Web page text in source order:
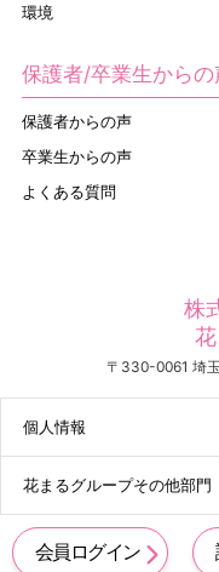
環境
保護者/卒業生からの
保護者からの声
卒業生からの声
よくある質問
株
〒330-0061 埼
個人情報
花まるグループその他部門
会員ログイン